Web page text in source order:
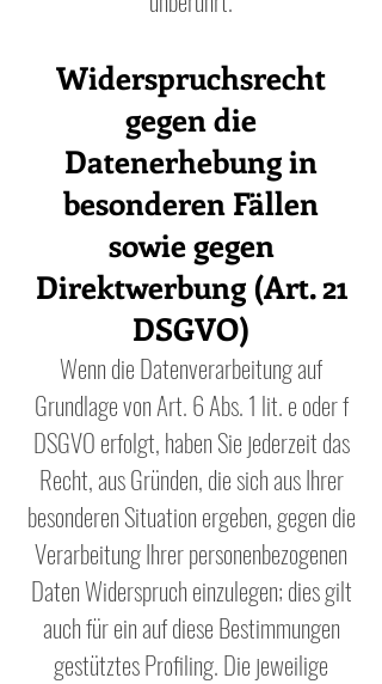
Widerspruchsrecht
gegen die
Datenerhebung in
besonderen Fällen
sowie gegen
Direktwerbung (Art. 21
DSGVO)
Wenn die Datenverarbeitung auf
Grundlage von Art. 6 Abs. 1 lit. e oder f
DSGVO erfolgt, haben Sie jederzeit das
Recht, aus Gründen, die sich aus Ihrer
besonderen Situation ergeben, gegen die
Verarbeitung Ihrer personenbezogenen
Daten Widerspruch einzulegen; dies gilt
auch für ein auf diese Bestimmungen
gestütztes Profiling. Die jeweilige